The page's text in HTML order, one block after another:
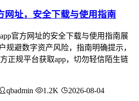
网址，安全下载与使用指南
官方网址的安全下载与使用指南展
规避数字资产风险，指南明确提示，
正规平台获取app，切勿轻信陌生链
qbadmin 1.2K 2026-08-04